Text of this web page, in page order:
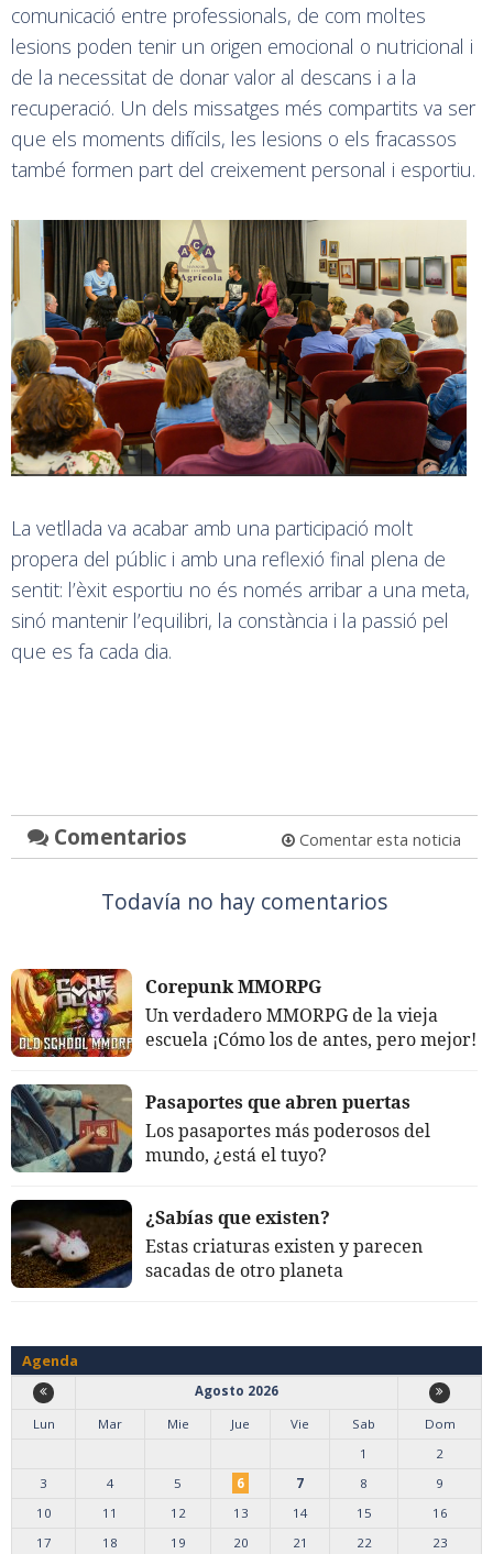
comunicació entre professionals, de com moltes
lesions poden tenir un origen emocional o nutricional i
de la necessitat de donar valor al descans i a la
recuperació. Un dels missatges més compartits va ser
que els moments difícils, les lesions o els fracassos
també formen part del creixement personal i esportiu.
La vetllada va acabar amb una participació molt
propera del públic i amb una reflexió final plena de
sentit: l’èxit esportiu no és només arribar a una meta,
sinó mantenir l’equilibri, la constància i la passió pel
que es fa cada dia.
Comentarios Comentar esta noticia
Todavía no hay comentarios
Corepunk MMORPG
Un verdadero MMORPG de la vieja
escuela ¡Cómo los de antes, pero mejor!
Pasaportes que abren puertas
Los pasaportes más poderosos del
mundo, ¿está el tuyo?
¿Sabías que existen?
Estas criaturas existen y parecen
sacadas de otro planeta
Agenda
Agosto 2026
Lun
Mar Mie Jue Vie Sab
Dom
1
2
3
4 5 6 7 8
9
10
11 12 13 14 15
16
17
18 19 20 21 22 23